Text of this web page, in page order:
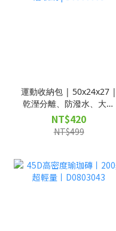
運動收納包 | 50x24x27 |
乾溼分離、防潑水、大容
量、多層收納 |
D0900003
NT$420
NT$499